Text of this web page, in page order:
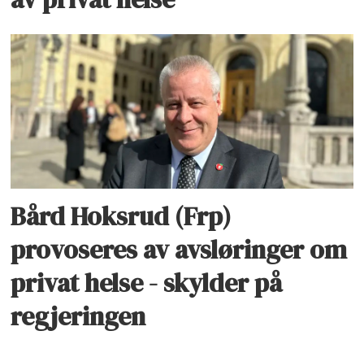
Bård Hoksrud (Frp)
provoseres av avsløringer om
privat helse - skylder på
regjeringen